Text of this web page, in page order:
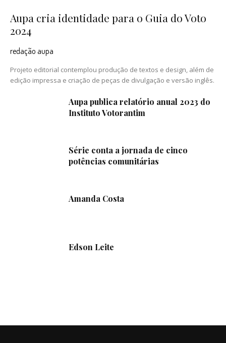
Aupa cria identidade para o Guia do Voto
2024
redação aupa
Projeto editorial contemplou produção de textos e design, além de
edição impressa e criação de peças de divulgação e versão inglês.
Aupa publica relatório anual 2023 do
Instituto Votorantim
Série conta a jornada de cinco
potências comunitárias
Amanda Costa
Edson Leite